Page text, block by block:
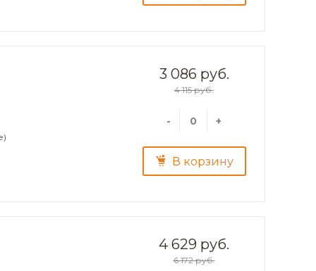
3 086 руб.
4 115 руб.
- +
В корзину
4 629 руб.
6 172 руб.